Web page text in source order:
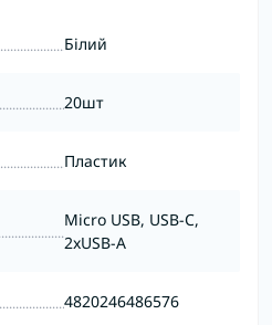
Білий
20шт
Пластик
Micro USB, USB-C,
2xUSB-A
4820246486576